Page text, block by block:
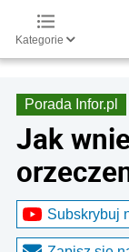
Kategorie
Porada Infor.pl
Jak
Subskrybuj